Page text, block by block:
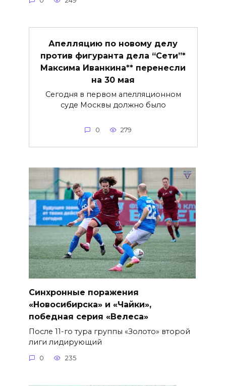
Апелляцию по новому делу
против фигуранта дела “Сети”*
Максима Иванкина** перенесли
на 30 мая
Сегодня в первом апелляционном
суде Москвы должно было
0 279
Синхронные поражения
«Новосибирска» и «Чайки»,
победная серия «Велеса»
После 11-го тура группы «Золото» второй
лиги лидирующий
0 235